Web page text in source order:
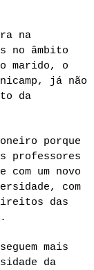
na
no âmbito
marido, o
já não
da
porque
professores
um novo
com
das
mais
da